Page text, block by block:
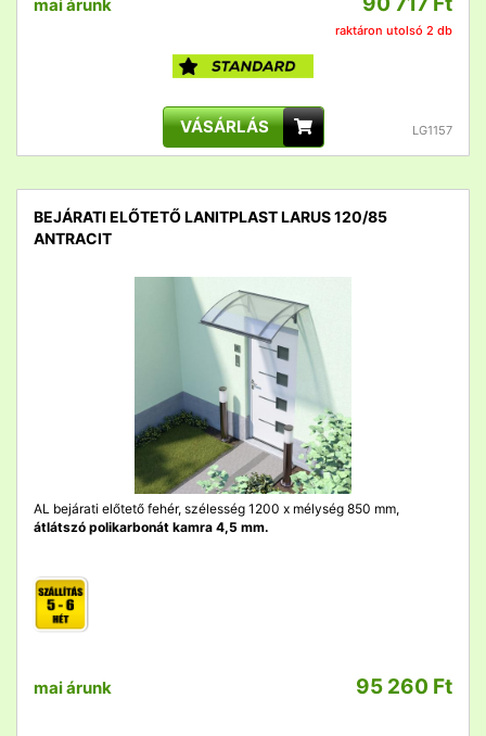
mai árunk
raktáron utolsó 2 db
VÁSÁRLÁS LG1157
BEJÁRATI ELŐTETŐ LANITPLAST LARUS 120/85
ANTRACIT
AL bejárati előtető fehér, szélesség 1200 x mélység 850 mm,
átlátszó polikarbonát kamra 4,5 mm.
mai árunk 95 260 Ft